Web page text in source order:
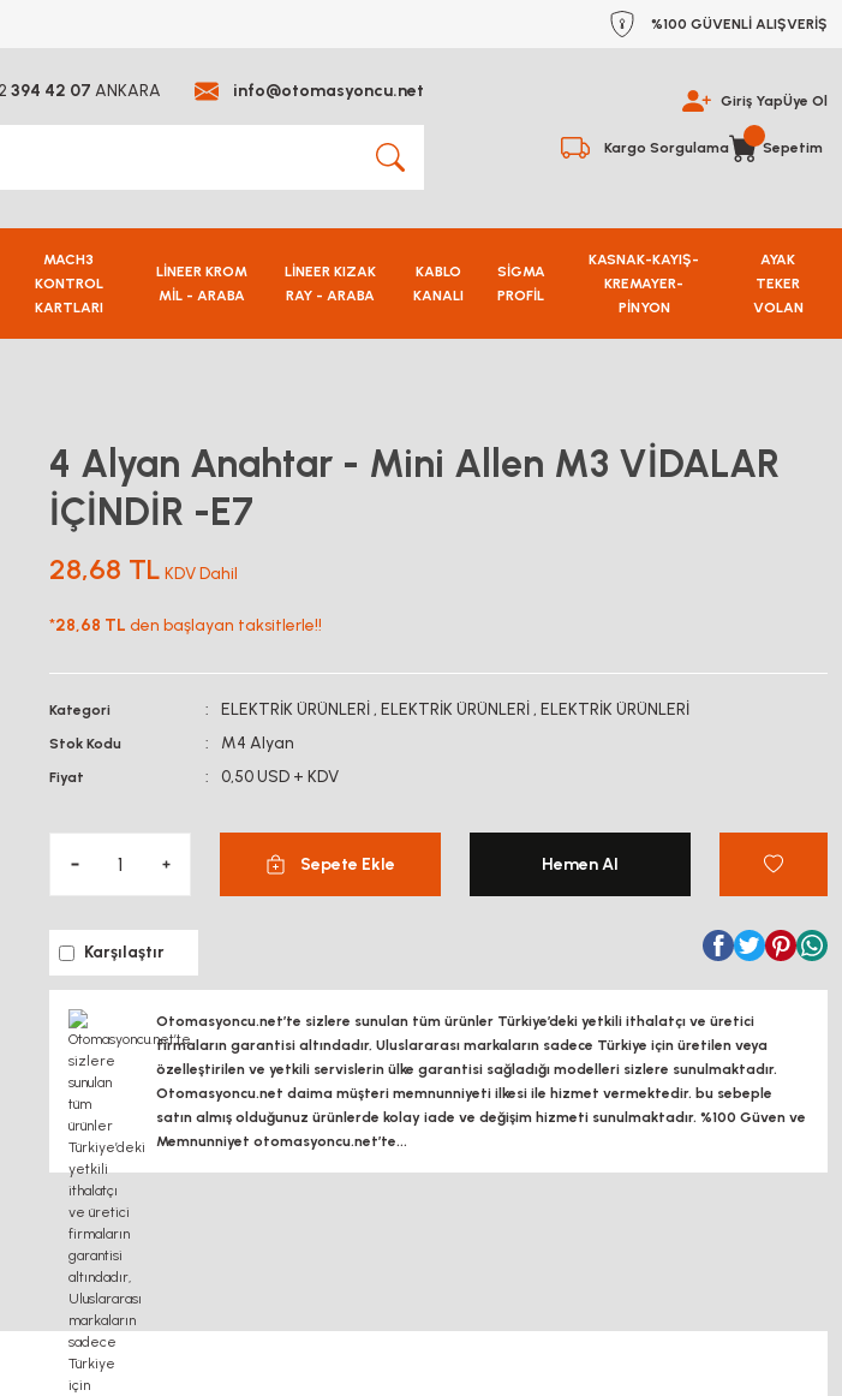
%100 GÜVENLİ ALIŞVERİŞ
394 42 07 ANKARA info@otomasyoncu.net Giriş YapÜye Ol
Kargo Sorgulama Sepetim
MACH3
KONTROL
KARTLARI
LİNEER KROM
MİL - ARABA
LİNEER KIZAK
RAY - ARABA
KABLO
KANALI
SİGMA
PROFİL
KASNAK-KAYIŞ-
KREMAYER-
PİNYON
AYAK
TEKER
VOLAN
4 Alyan Anahtar - Mini Allen M3 VİDALAR
İÇİNDİR -E7
28,68 TL KDV Dahil
*28,68 TL den başlayan taksitlerle!!
Kategori ELEKTRİK ÜRÜNLERİ , ELEKTRİK ÜRÜNLERİ , ELEKTRİK ÜRÜNLERİ
Stok Kodu M4 Alyan
Fiyat 0,50 USD + KDV
Sepete Ekle Hemen Al
Karşılaştır
Otomasyoncu.net’te sizlere sunulan tüm ürünler Türkiye’deki yetkili ithalatçı ve üretici
firmaların garantisi altındadır, Uluslararası markaların sadece Türkiye için üretilen veya
özelleştirilen ve yetkili servislerin ülke garantisi sağladığı modelleri sizlere sunulmaktadır.
Otomasyoncu.net daima müşteri memnunniyeti ilkesi ile hizmet vermektedir. bu sebeple
satın almış olduğunuz ürünlerde kolay iade ve değişim hizmeti sunulmaktadır. %100 Güven ve
Memnunniyet otomasyoncu.net’te...